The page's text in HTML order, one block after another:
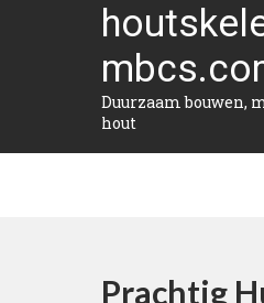
Duurzaam bouwen,
hout
Prachtig